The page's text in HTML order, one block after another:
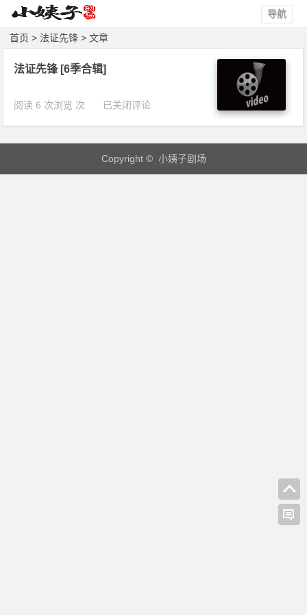
导航
首页 > 法证先锋 > 文章
法证先锋 [6季合辑]
阅读 6 次浏览 次
法
锋
[6
季
已关闭评论
Copyright © 小姨子剧场